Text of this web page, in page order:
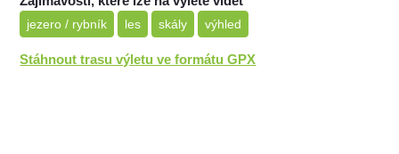
jezero / rybník les skály výhled
Stáhnout trasu výletu ve formátu GPX